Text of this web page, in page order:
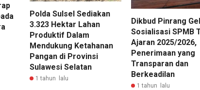
Polda Sulsel Sediakan
3.323 Hektar Lahan
Produktif Dalam
Mendukung Ketahanan
Pangan di Provinsi
Sulawesi Selatan
1 tahun lalu
Dikbud Pinrang
Sosialisasi SPMB
Ajaran 2025/2026,
Penerimaan yang
Transparan dan
Berkeadilan
1 tahun lalu